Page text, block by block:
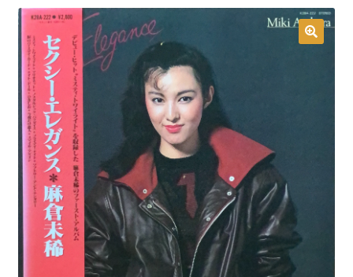
ン
へ
ス
キ
ッ
プ
ス
キ
ッ
プ